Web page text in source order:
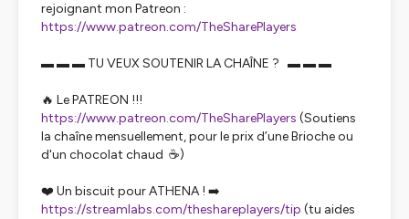
rejoignant mon Patreon :
https://www.patreon.com/TheSharePlayers
▬ ▬ ▬ TU VEUX SOUTENIR LA CHAÎNE ? ▬ ▬ ▬
🔥 Le PATREON !!!
https://www.patreon.com/TheSharePlayers (Soutiens
la chaîne mensuellement, pour le prix d’une Brioche ou
d'un chocolat chaud ☕️)
❤️ Un biscuit pour ATHENA ! ➡️
https://streamlabs.com/theshareplayers/tip (tu aides